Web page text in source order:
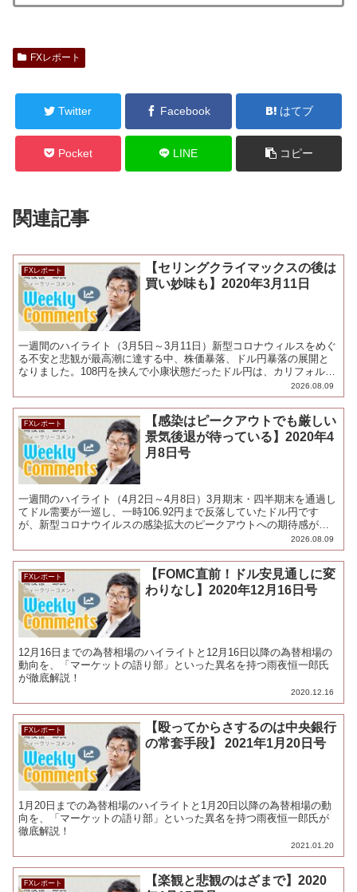
FXレポート
Twitter Facebook はてブ
Pocket LINE コピー
関連記事
FXレポート
【セリングクライマックスの後は
買い妙味も】2020年3月11日
一週間のハイライト（3月5日～3月11日）新型コロナウィルスをめぐ
る不安と悲観が最高潮に達する中、株価暴落、ドル円暴落の展開と
なりました。108円を挟んで小康状態だったドル円は、カリフォルニ
2026.08.09
FXレポート
【感染はピークアウトでも厳しい
景気後退が待っている】2020年4
月8日号
一週間のハイライト（4月2日～4月8日）3月期末・四半期末を通過し
てドル需要が一巡し、一時106.92円まで反落していたドル円です
が、新型コロナウイルスの感染拡大のピークアウトへの期待感が浮
2026.08.09
FXレポート
【FOMC直前！ドル安見通しに変
わりなし】2020年12月16日号
12月16日までの為替相場のハイライトと12月16日以降の為替相場の
動向を、「マーケットの語り部」といった異名を持つ雨夜恒一郎氏
が徹底解説！
2020.12.16
FXレポート
【殴ってからさするのは中央銀行
の常套手段】 2021年1月20日号
1月20日までの為替相場のハイライトと1月20日以降の為替相場の動
向を、「マーケットの語り部」といった異名を持つ雨夜恒一郎氏が
徹底解説！
2021.01.20
FXレポート
【楽観と悲観のはざまで】2020